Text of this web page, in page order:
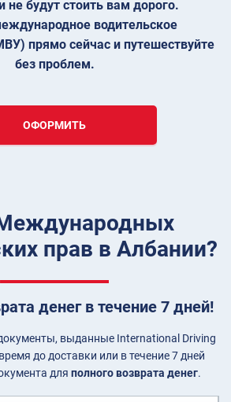
не будут стоить вам дорого.
водительское
прямо сейчас и путешествуйте
без проблем.
ОФОРМИТЬ
прав в Албании?
денег в течение 7 дней!
выданные International Driving
до доставки или в течение 7 дней
для полного возврата денег.